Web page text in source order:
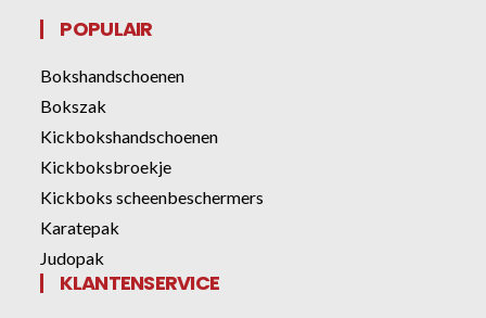
POPULAIR
Bokshandschoenen
Bokszak
Kickbokshandschoenen
Kickboksbroekje
Kickboks scheenbeschermers
Karatepak
Judopak
KLANTENSERVICE